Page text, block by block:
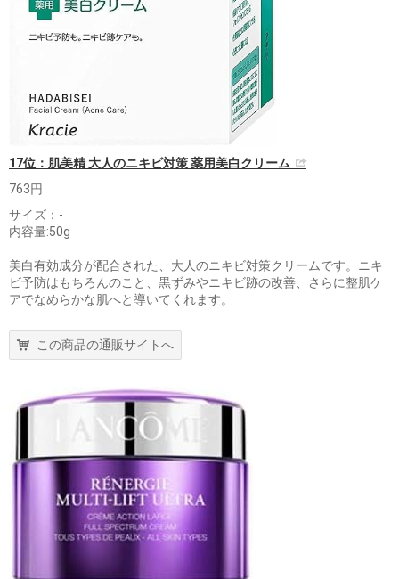
17位：肌美精 大人のニキビ対策 薬用美白クリーム
763円
サイズ：‎-
内容量:50g
美白有効成分が配合された、大人のニキビ対策クリームです。ニキ
ビ予防はもちろんのこと、黒ずみやニキビ跡の改善、さらに整肌ケ
アでなめらかな肌へと導いてくれます。
この商品の通販サイトへ